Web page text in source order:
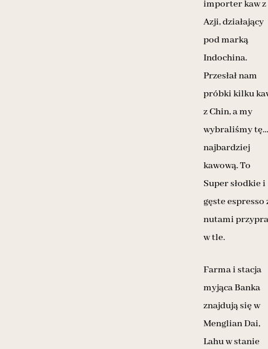
importer kaw z
Azji, działający
pod marką
Indochina.
Przesłał nam
próbki kilku
z Chin, a my
wybraliśmy tę…
najbardziej
kawową. To
Super słodkie i
gęste espresso
nutami
w tle.
Farma i stacja
myjąca Banka
znajdują się w
Menglian Dai,
Lahu w stanie